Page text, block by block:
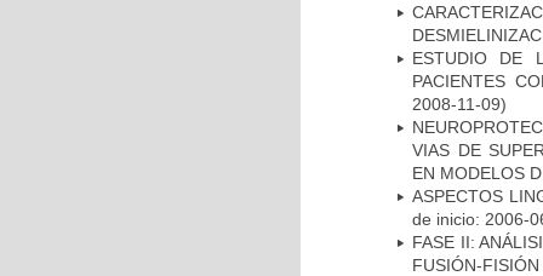
ESTUDIO DE
PACIENTES
2008-11-09)
VIAS DE
EN MODELOS
ASPECTOS
de inicio: 2006-
FASE II:
FUSIÓN-